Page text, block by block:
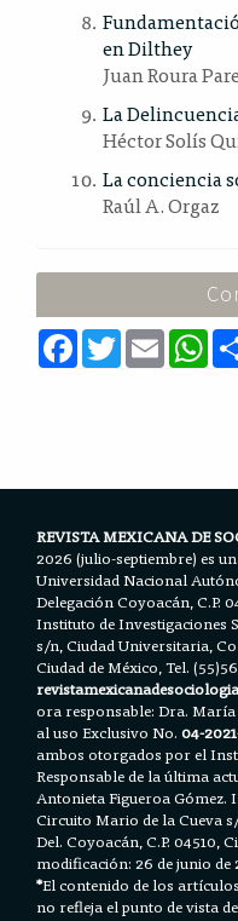
en Dilthey
Juan Roura
La
Héctor Solís
La conciencia
Raúl A. Orgaz
F
a
c
T
w
E
m
a
W
h
a
REVISTA MEXICANA DE
2026 (julio-septiembre) es
Universidad Nacional
Delegación Coyoacán, C.P.
Instituto de Investigaciones
s/n, Ciudad Universitaria,
Ciudad de México, Tel.
ora responsable: Dra.
al uso Exclusivo No.04-
ambos otorgados por el
Responsable de la última
Antonieta Figueroa Gómez.
Circuito Mario de la Cueva
Del. Coyoacán, C.P. 04510,
modificación: 26 de junio de
*El contenido de los
no refleja el punto de vista